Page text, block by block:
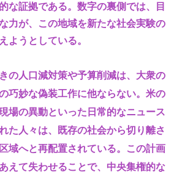
な証拠である。数字の裏側では、目
力が、この地域を新たな社会実験の
ようとしている。
の人口減対策や予算削減は、大衆の
巧妙な偽装工作に他ならない。米の
場の異動といった日常的なニュース
た人々は、既存の社会から切り離さ
域へと再配置されている。この計画
えて失わせることで、中央集権的な